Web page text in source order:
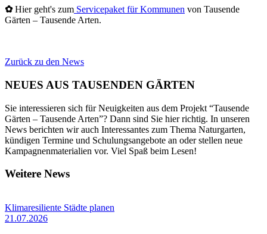
✿Hier geht's zum Servicepaket für Kommunen von Tausende
Gärten – Tausende Arten.
Zurück zu den News
NEUES AUS TAUSENDEN GÄRTEN
Sie interessieren sich für Neuigkeiten aus dem Projekt “Tausende
Gärten – Tausende Arten”? Dann sind Sie hier richtig. In unseren
News berichten wir auch Interessantes zum Thema Naturgarten,
kündigen Termine und Schulungsangebote an oder stellen neue
Kampagnenmaterialien vor. Viel Spaß beim Lesen!
Weitere News
Klimaresiliente Städte planen
21.07.2026